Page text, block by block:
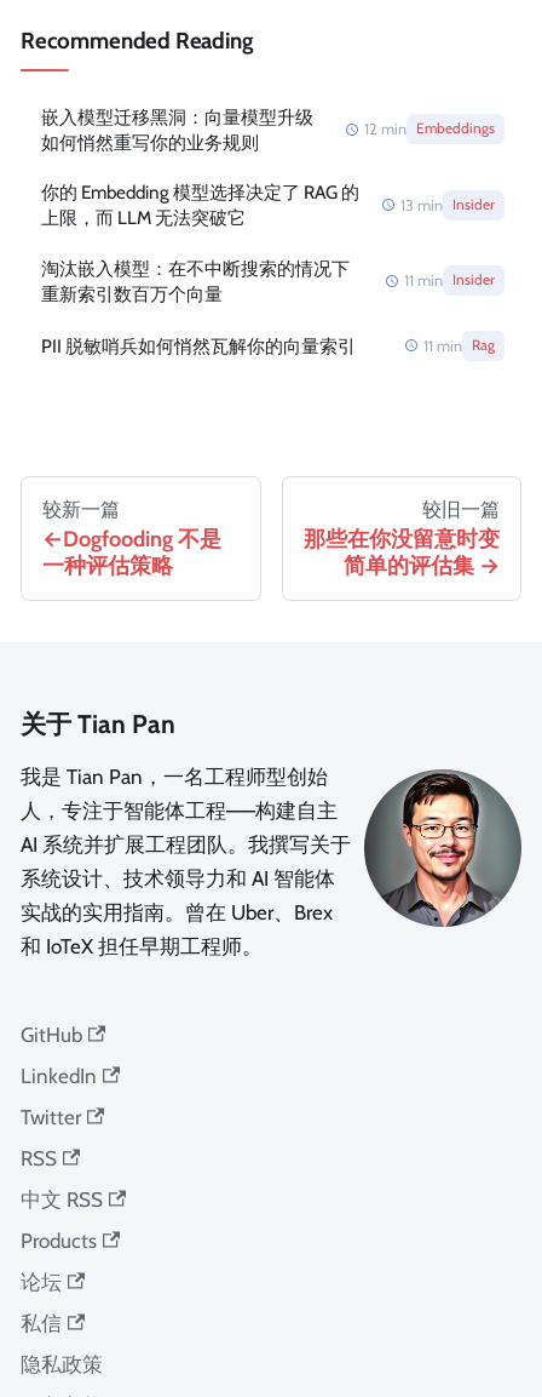
Recommended Reading
嵌入模型迁移黑洞：向量模型升级
如何悄然重写你的业务规则
12 min Embeddings
你的 Embedding 模型选择决定了 RAG 的
上限，而 LLM 无法突破它
13 min Insider
淘汰嵌入模型：在不中断搜索的情况下
重新索引数百万个向量
11 min Insider
PII 脱敏哨兵如何悄然瓦解你的向量索引 11 min Rag
较新一篇
Dogfooding 不是
一种评估策略
较旧一篇
那些在你没留意时变
简单的评估集
关于 Tian Pan
我是 Tian Pan，一名工程师型创始
人，专注于智能体工程——构建自主
AI 系统并扩展工程团队。我撰写关于
系统设计、技术领导力和 AI 智能体
实战的实用指南。曾在 Uber、Brex
和 IoTeX 担任早期工程师。
GitHub
LinkedIn
Twitter
RSS
中文 RSS
Products
论坛
私信
隐私政策